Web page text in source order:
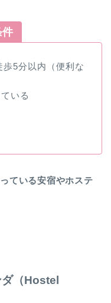
件
5分以内（便利な
いる
ている安宿やホステ
ダ（Hostel